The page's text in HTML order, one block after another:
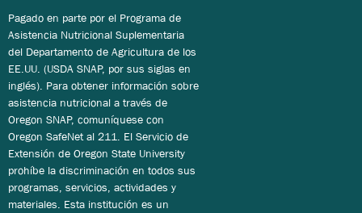
Pagado en parte por el Programa de
Asistencia Nutricional Suplementaria
del Departamento de Agricultura de los
EE.UU. (USDA SNAP, por sus siglas en
inglés). Para obtener información sobre
asistencia nutricional a través de
Oregon SNAP, comuníquese con
Oregon SafeNet al 211. El Servicio de
Extensión de Oregon State University
prohíbe la discriminación en todos sus
programas, servicios, actividades y
materiales. Esta institución es un